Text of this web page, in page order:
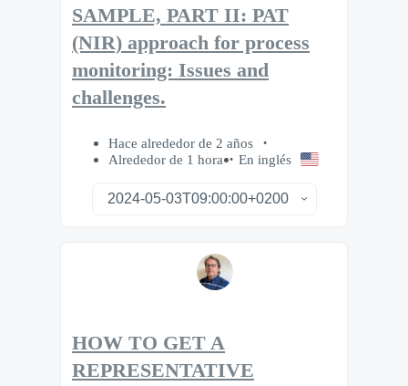
SAMPLE, PART II: PAT
(NIR) approach for process
monitoring: Issues and
challenges.
Hace alrededor de 2 años
Alrededor de 1 hora
En inglés
HOW TO GET A
REPRESENTATIVE